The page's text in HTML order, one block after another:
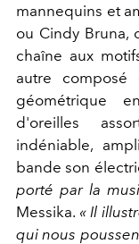
mannequins et
ou Cindy Bruna,
chaîne aux
autre
géométrique
d'oreilles
indéniable,
bande son
porté par la
Messika. « Il
qui nous